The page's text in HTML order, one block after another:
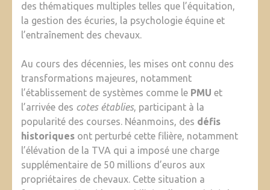
des thématiques multiples telles que l’équitation,
la gestion des écuries, la psychologie équine et
l’entraînement des chevaux.
Au cours des décennies, les mises ont connu des
transformations majeures, notamment
l’établissement de systèmes comme le PMU et
l’arrivée des cotes établies, participant à la
popularité des courses. Néanmoins, des défis
historiques ont perturbé cette filière, notamment
l’élévation de la TVA qui a imposé une charge
supplémentaire de 50 millions d’euros aux
propriétaires de chevaux. Cette situation a